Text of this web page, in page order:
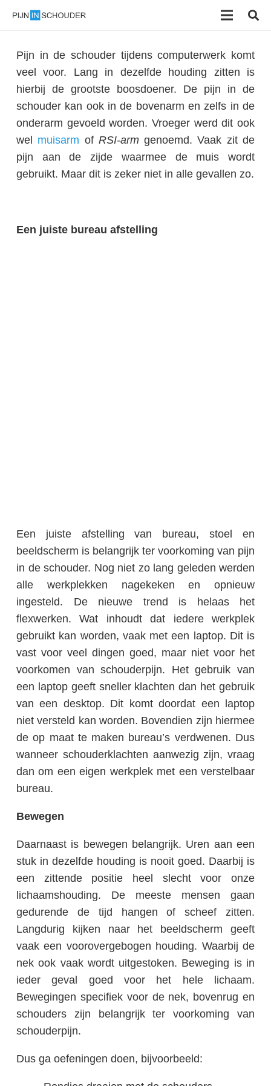
Pijn in de schouder tijdens computerwerk komt
veel voor. Lang in dezelfde houding zitten is
hierbij de grootste boosdoener. De pijn in de
schouder kan ook in de bovenarm en zelfs in de
onderarm gevoeld worden. Vroeger werd dit ook
wel muisarm of RSI-armgenoemd. Vaak zit de
pijn aan de zijde waarmee de muis wordt
gebruikt. Maar dit is zeker niet in alle gevallen zo.
Een juiste bureau afstelling
Een juiste afstelling van bureau, stoel en
beeldscherm is belangrijk ter voorkoming van pijn
in de schouder. Nog niet zo lang geleden werden
alle werkplekken nagekeken en opnieuw
ingesteld. De nieuwe trend is helaas het
flexwerken. Wat inhoudt dat iedere werkplek
gebruikt kan worden, vaak met een laptop. Dit is
vast voor veel dingen goed, maar niet voor het
voorkomen van schouderpijn. Het gebruik van
een laptop geeft sneller klachten dan het gebruik
van een desktop. Dit komt doordat een laptop
niet versteld kan worden. Bovendien zijn hiermee
de op maat te maken bureau’s verdwenen. Dus
wanneer schouderklachten aanwezig zijn, vraag
dan om een eigen werkplek met een verstelbaar
bureau.
Bewegen
Daarnaast is bewegen belangrijk. Uren aan een
stuk in dezelfde houding is nooit goed. Daarbij is
een zittende positie heel slecht voor onze
lichaamshouding. De meeste mensen gaan
gedurende de tijd hangen of scheef zitten.
Langdurig kijken naar het beeldscherm geeft
vaak een voorovergebogen houding. Waarbij de
nek ook vaak wordt uitgestoken. Beweging is in
ieder geval goed voor het hele lichaam.
Bewegingen specifiek voor de nek, bovenrug en
schouders zijn belangrijk ter voorkoming van
schouderpijn.
Dus ga oefeningen doen, bijvoorbeeld: